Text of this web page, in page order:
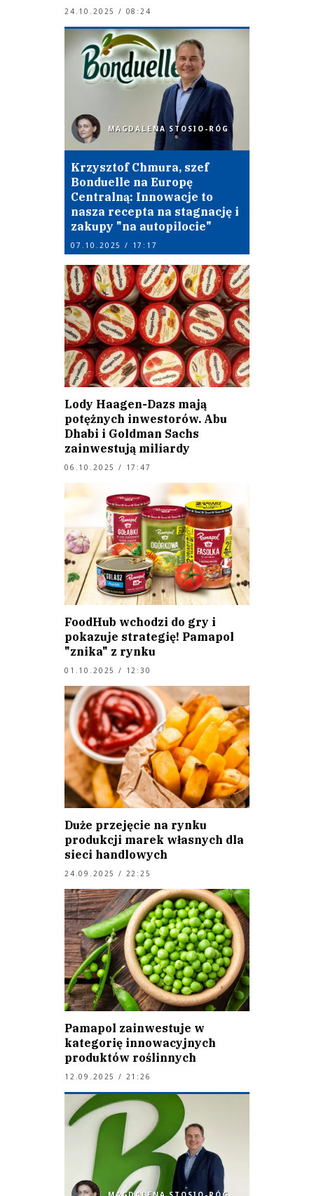
24.10.2025 / 08:24
MAGDALENA STOSIO-RÓG
Krzysztof Chmura, szef
Bonduelle na Europę
Centralną: Innowacje to
nasza recepta na stagnację i
zakupy "na autopilocie"
07.10.2025 / 17:17
Lody Haagen-Dazs mają
potężnych inwestorów. Abu
Dhabi i Goldman Sachs
zainwestują miliardy
06.10.2025 / 17:47
FoodHub wchodzi do gry i
pokazuje strategię! Pamapol
"znika" z rynku
01.10.2025 / 12:30
Duże przejęcie na rynku
produkcji marek własnych dla
sieci handlowych
24.09.2025 / 22:25
Pamapol zainwestuje w
kategorię innowacyjnych
produktów roślinnych
12.09.2025 / 21:26